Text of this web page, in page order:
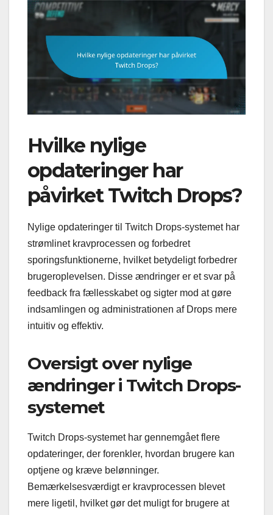
Hvilke nylige
opdateringer har
påvirket Twitch Drops?
Nylige opdateringer til Twitch Drops-systemet har
strømlinet kravprocessen og forbedret
sporingsfunktionerne, hvilket betydeligt forbedrer
brugeroplevelsen. Disse ændringer er et svar på
feedback fra fællesskabet og sigter mod at gøre
indsamlingen og administrationen af Drops mere
intuitiv og effektiv.
Oversigt over nylige
ændringer i Twitch Drops-
systemet
Twitch Drops-systemet har gennemgået flere
opdateringer, der forenkler, hvordan brugere kan
optjene og kræve belønninger.
Bemærkelsesværdigt er kravprocessen blevet
mere ligetil, hvilket gør det muligt for brugere at